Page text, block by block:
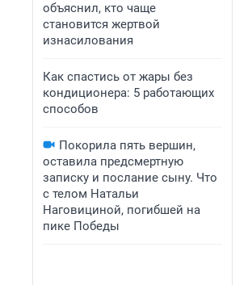
объяснил, кто чаще
становится жертвой
изнасилования
Как спастись от жары без
кондиционера: 5 работающих
способов
Покорила пять вершин,
оставила предсмертную
записку и послание сыну. Что
с телом Натальи
Наговициной, погибшей на
пике Победы